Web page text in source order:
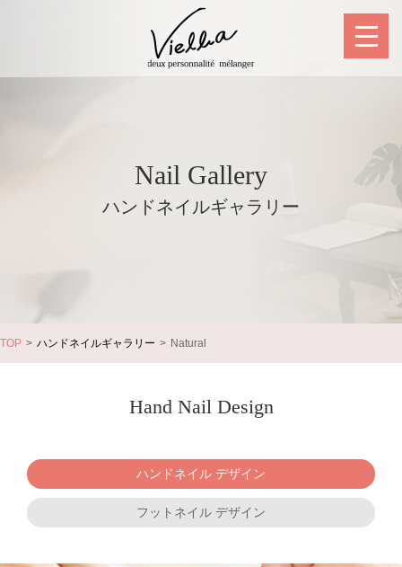
Nail Gallery
ハンドネイルギャラリー
TOP ハンドネイルギャラリー Natural
Hand Nail Design
ハンドネイル デザイン
フットネイル デザイン